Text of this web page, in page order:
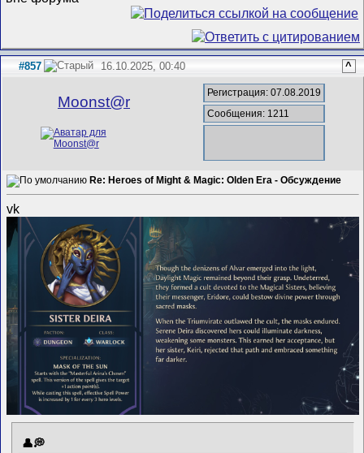
#857 16.10.2025, 00:40 ^
Mооnst@r
Регистрация: 07.08.2019
Сообщения: 1211
Re: Heroes of Might & Magic: Olden Era - Обсуждение
vk